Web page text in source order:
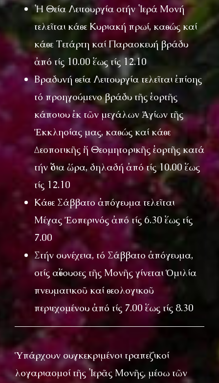
Ἡ Θεία Λειτουργία στήν Ἱερά Μονή
τελεῖται κάθε Κυριακή πρωί, καθώς καί
κάθε Τετάρτη καί Παρασκευή βράδυ
ἀπό τίς 10.00 ἕως τίς 12.10
Βραδυνή θεία Λειτουργία τελεῖται ἐπίσης
τό προηγούμενο βράδυ τῆς ἑορτῆς
κάποιου ἐκ τῶν μεγάλων Ἁγίων τῆς
Ἐκκλησίας μας, καθώς καί κάθε
Δεσποτικῆς ἤ Θεομητορικῆς ἑορτῆς κατά
τήν ἴδια ὥρα, δηλαδή ἀπό τίς 10.00 ἕως
τίς 12.10
Κάθε Σάββατο ἀπόγευμα τελεῖται
Μέγας Ἐσπερινός ἀπό τίς 6.30 ἕως τίς
7.00
Στήν συνέχεια, τό Σάββατο ἀπόγευμα,
στίς αἴθουσες τῆς Μονῆς γίνεται Ὁμιλία
πνευματικοῦ καί θεολογικοῦ
περιεχομένου ἀπό τίς 7.00 ἕως τίς 8.30
Ὑπάρχουν συγκεκριμένοι τραπεζικοί
λογαριασμοί τῆς Ἱερᾶς Μονῆς, μέσω τῶν